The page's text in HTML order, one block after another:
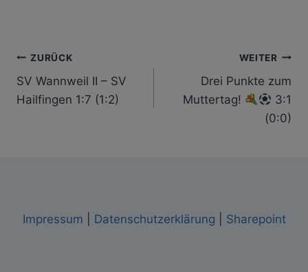
Beitragsnavigation
ZURÜCK
SV Wannweil II – SV
Hailfingen 1:7 (1:2)
WEITER
Drei Punkte zum
Muttertag!
3:1
(0:0)
Impressum Datenschutzerklärung Sharepoint